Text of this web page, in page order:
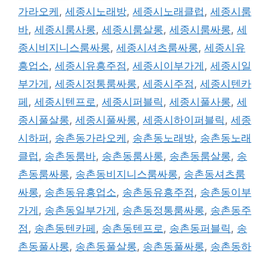
가라오케 , 세종시노래방, 세종시노래클럽 , 세종시룸
바, 세종시룸사롱, 세종시룸살롱, 세종시룸싸롱, 세
종시비지니스룸싸롱, 세종시셔츠룸싸롱, 세종시유
흥업소, 세종시유흥주점 , 세종시이부가게 , 세종시일
부가게 , 세종시정통룸싸롱, 세종시주점 , 세종시텐카
페 , 세종시텐프로 , 세종시퍼블릭 , 세종시풀사롱, 세
종시풀살롱, 세종시풀싸롱, 세종시하이퍼블릭 , 세종
시하퍼 , 송촌동가라오케 , 송촌동노래방, 송촌동노래
클럽 , 송촌동룸바, 송촌동룸사롱, 송촌동룸살롱, 송
촌동룸싸롱, 송촌동비지니스룸싸롱, 송촌동셔츠룸
싸롱, 송촌동유흥업소, 송촌동유흥주점 , 송촌동이부
가게 , 송촌동일부가게 , 송촌동정통룸싸롱, 송촌동주
점 , 송촌동텐카페 , 송촌동텐프로 , 송촌동퍼블릭 , 송
촌동풀사롱, 송촌동풀살롱, 송촌동풀싸롱, 송촌동하